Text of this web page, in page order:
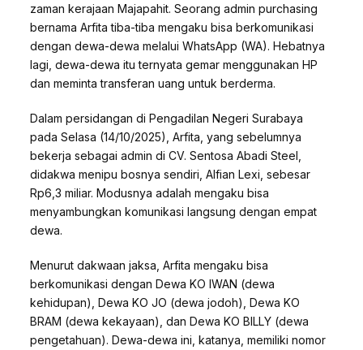
zaman kerajaan Majapahit. Seorang admin purchasing
bernama Arfita tiba-tiba mengaku bisa berkomunikasi
dengan dewa-dewa melalui WhatsApp (WA). Hebatnya
lagi, dewa-dewa itu ternyata gemar menggunakan HP
dan meminta transferan uang untuk berderma.
Dalam persidangan di Pengadilan Negeri Surabaya
pada Selasa (14/10/2025), Arfita, yang sebelumnya
bekerja sebagai admin di CV. Sentosa Abadi Steel,
didakwa menipu bosnya sendiri, Alfian Lexi, sebesar
Rp6,3 miliar. Modusnya adalah mengaku bisa
menyambungkan komunikasi langsung dengan empat
dewa.
Menurut dakwaan jaksa, Arfita mengaku bisa
berkomunikasi dengan Dewa KO IWAN (dewa
kehidupan), Dewa KO JO (dewa jodoh), Dewa KO
BRAM (dewa kekayaan), dan Dewa KO BILLY (dewa
pengetahuan). Dewa-dewa ini, katanya, memiliki nomor